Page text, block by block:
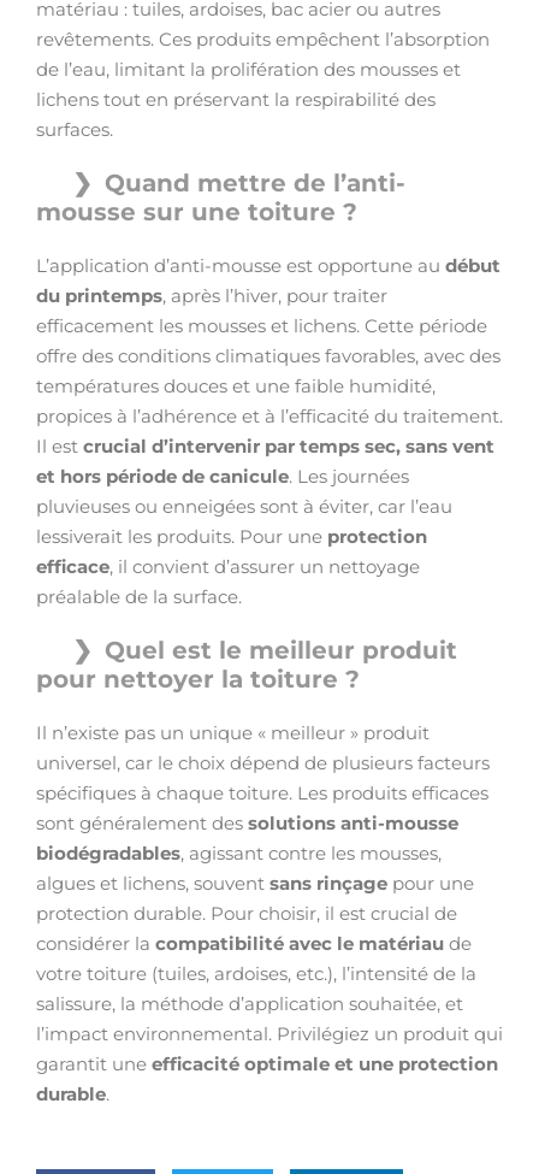
matériau : tuiles, ardoises, bac acier ou autres
revêtements. Ces produits empêchent l’absorption
de l’eau, limitant la prolifération des mousses et
lichens tout en préservant la respirabilité des
surfaces.
Quand mettre de l’anti-
mousse sur une toiture ?
L’application d’anti-mousse est opportune au début
du printemps, après l’hiver, pour traiter
efficacement les mousses et lichens. Cette période
offre des conditions climatiques favorables, avec des
températures douces et une faible humidité,
propices à l’adhérence et à l’efficacité du traitement.
Il est crucial d’intervenir par temps sec, sans vent
et hors période de canicule. Les journées
pluvieuses ou enneigées sont à éviter, car l’eau
lessiverait les produits. Pour une protection
efficace, il convient d’assurer un nettoyage
préalable de la surface.
Quel est le meilleur produit
pour nettoyer la toiture ?
Il n’existe pas un unique « meilleur » produit
universel, car le choix dépend de plusieurs facteurs
spécifiques à chaque toiture. Les produits efficaces
sont généralement des solutions anti-mousse
biodégradables, agissant contre les mousses,
algues et lichens, souvent sans rinçage pour une
protection durable. Pour choisir, il est crucial de
considérer la compatibilité avec le matériau de
votre toiture (tuiles, ardoises, etc.), l’intensité de la
salissure, la méthode d’application souhaitée, et
l’impact environnemental. Privilégiez un produit qui
garantit une efficacité optimale et une protection
durable.